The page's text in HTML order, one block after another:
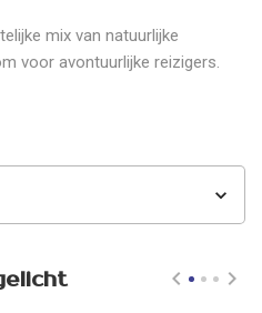
mix van natuurlijke
voor avontuurlijke reizigers.